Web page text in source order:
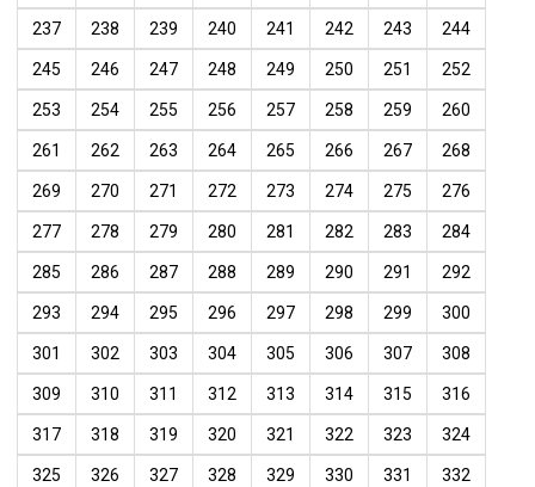
237 238 239 240 241 242 243 244
245 246 247 248 249 250 251 252
253 254 255 256 257 258 259 260
261 262 263 264 265 266 267 268
269 270 271 272 273 274 275 276
277 278 279 280 281 282 283 284
285 286 287 288 289 290 291 292
293 294 295 296 297 298 299 300
301 302 303 304 305 306 307 308
309 310 311 312 313 314 315 316
317 318 319 320 321 322 323 324
325 326 327 328 329 330 331 332